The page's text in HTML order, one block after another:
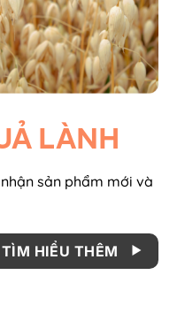
LÀNH
sản phẩm mới và
TÌM HIỂU THÊM